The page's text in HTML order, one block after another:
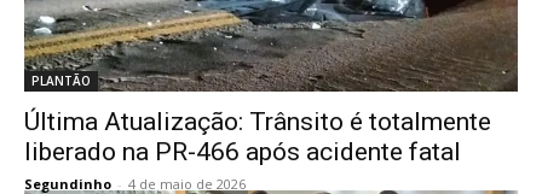
PLANTÃO
Última Atualização: Trânsito é totalmente
liberado na PR-466 após acidente fatal
Segundinho - 4 de maio de 2026